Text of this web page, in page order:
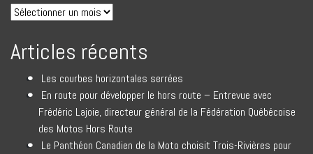
Articles récents
Les courbes horizontales serrées
En route pour développer le hors route – Entrevue avec
Frédéric Lajoie, directeur général de la Fédération Québécoise
des Motos Hors Route
Le Panthéon Canadien de la Moto choisit Trois-Rivières pour